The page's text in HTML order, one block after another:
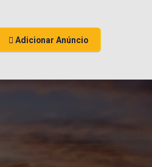
Adicionar Anúncio